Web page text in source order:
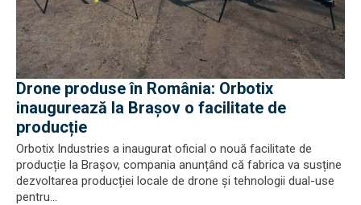
Drone produse în România: Orbotix
inaugurează la Brașov o facilitate de
producție
Orbotix Industries a inaugurat oficial o nouă facilitate de
producție la Brașov, compania anunțând că fabrica va susține
dezvoltarea producției locale de drone și tehnologii dual-use
pentru...